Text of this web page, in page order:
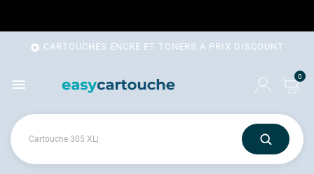
 CARTOUCHES ENCRE ET TONERS A PRIX DISCOUNT
 0